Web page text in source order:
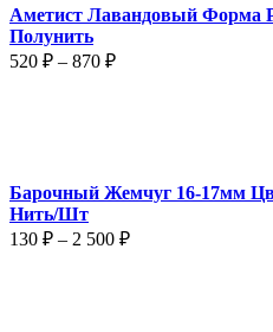
Аметист Лавандовый Форма
Полунить
520 ₽ – 870 ₽Диапазон
Барочный Жемчуг 16-17мм
Нить/Шт
130 ₽ – 2 500 ₽Диапазон